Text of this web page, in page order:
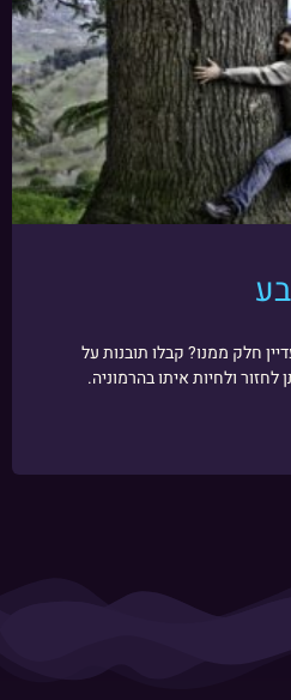
חלק ממנו? קבלו תובנות על
ולחיות איתו בהרמוניה.